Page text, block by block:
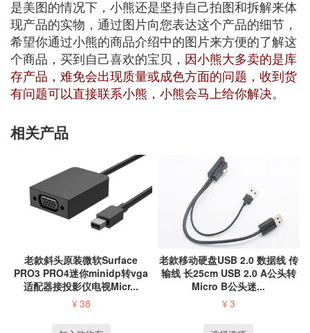
是美图的情况下，小熊还是坚持自己拍图和拆解来体
现产品的实物，通过图片向您表达这个产品的细节，
希望你通过小熊的商品介绍中的图片来方便的了解这
个商品，买到自己喜欢的宝贝， 因小熊大多卖的是库
存产品，难免会出现质量或成色方面的问题，收到货
有问题可以直接联系小熊，小熊会马上给你解决。
相关产品
老款斜头原装微软Surface
PRO3 PRO4迷你minidp转vga
适配器接投影仪电视Micr...
¥38
老款移动硬盘USB 2.0 数据线 传
输线 长25cm USB 2.0 A公头转
Micro B公头迷...
¥3